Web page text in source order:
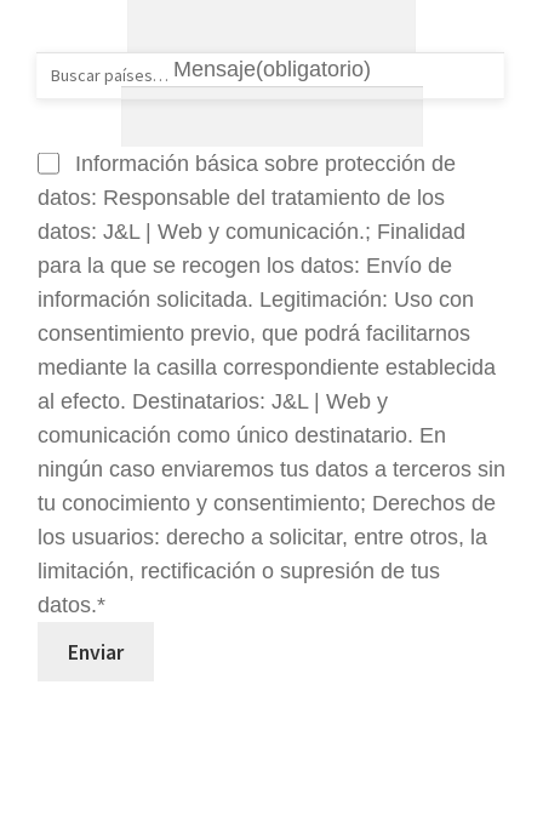
Mensaje(obligatorio)
Información básica sobre protección de
datos: Responsable del tratamiento de los
datos: J&L | Web y comunicación.; Finalidad
para la que se recogen los datos: Envío de
información solicitada. Legitimación: Uso con
consentimiento previo, que podrá facilitarnos
mediante la casilla correspondiente establecida
al efecto. Destinatarios: J&L | Web y
comunicación como único destinatario. En
ningún caso enviaremos tus datos a terceros sin
tu conocimiento y consentimiento; Derechos de
los usuarios: derecho a solicitar, entre otros, la
limitación, rectificación o supresión de tus
datos.*
Enviar